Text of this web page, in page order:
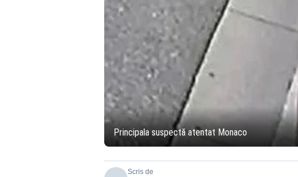
Principala suspectă atentat Monaco
Scris de